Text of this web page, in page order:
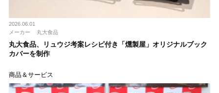
2026.06.01
メーカー
丸大食品
丸大食品、リュウジ考案レシピ付き「燻製屋」オリジナルブック
カバーを制作
商品＆サービス